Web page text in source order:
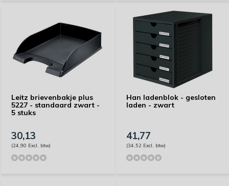
Leitz brievenbakje plus
5227 - standaard zwart -
5 stuks
30,13
(24,90 Excl. btw)
Han ladenblok - gesloten
laden - zwart
41,77
(34,52 Excl. btw)